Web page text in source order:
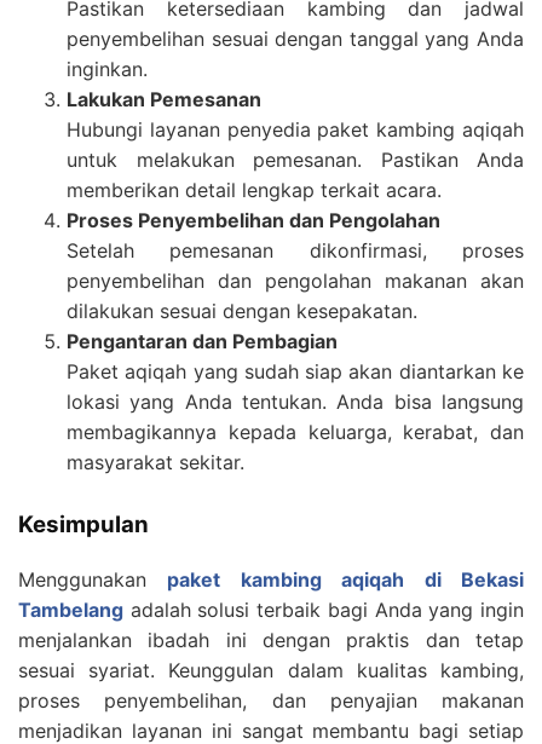
Pastikan ketersediaan kambing dan jadwal
penyembelihan sesuai dengan tanggal yang Anda
inginkan.
Lakukan Pemesanan
Hubungi layanan penyedia paket kambing aqiqah
untuk melakukan pemesanan. Pastikan Anda
memberikan detail lengkap terkait acara.
Proses Penyembelihan dan Pengolahan
Setelah pemesanan dikonfirmasi, proses
penyembelihan dan pengolahan makanan akan
dilakukan sesuai dengan kesepakatan.
Pengantaran dan Pembagian
Paket aqiqah yang sudah siap akan diantarkan ke
lokasi yang Anda tentukan. Anda bisa langsung
membagikannya kepada keluarga, kerabat, dan
masyarakat sekitar.
Kesimpulan
Menggunakan paket kambing aqiqah di Bekasi
Tambelang adalah solusi terbaik bagi Anda yang ingin
menjalankan ibadah ini dengan praktis dan tetap
sesuai syariat. Keunggulan dalam kualitas kambing,
proses penyembelihan, dan penyajian makanan
menjadikan layanan ini sangat membantu bagi setiap